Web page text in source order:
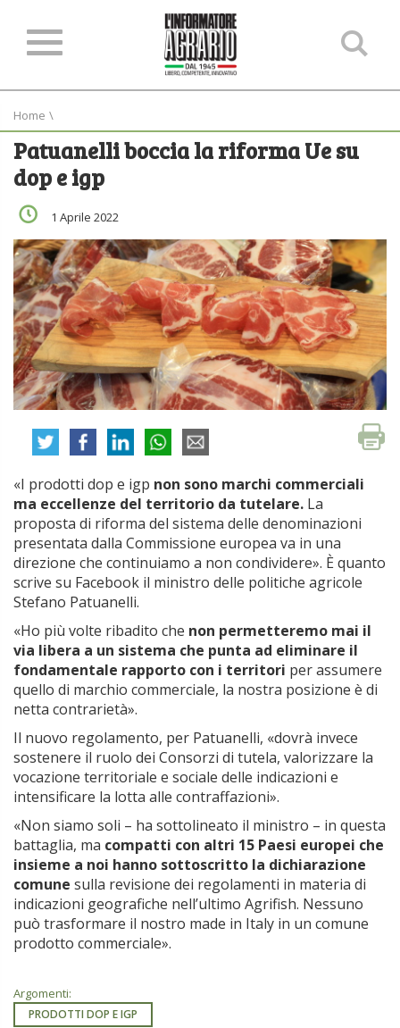
Home \
Patuanelli boccia la riforma Ue su
dop e igp
1 Aprile 2022
«I prodotti dop e igp non sono marchi commerciali
ma eccellenze del territorio da tutelare. La
proposta di riforma del sistema delle denominazioni
presentata dalla Commissione europea va in una
direzione che continuiamo a non condividere». È quanto
scrive su Facebook il ministro delle politiche agricole
Stefano Patuanelli.
«Ho più volte ribadito che non permetteremo mai il
via libera a un sistema che punta ad eliminare il
fondamentale rapporto con i territori per assumere
quello di marchio commerciale, la nostra posizione è di
netta contrarietà».
Il nuovo regolamento, per Patuanelli, «dovrà invece
sostenere il ruolo dei Consorzi di tutela, valorizzare la
vocazione territoriale e sociale delle indicazioni e
intensificare la lotta alle contraffazioni».
«Non siamo soli – ha sottolineato il ministro – in questa
battaglia, ma compatti con altri 15 Paesi europei che
insieme a noi hanno sottoscritto la dichiarazione
comune sulla revisione dei regolamenti in materia di
indicazioni geografiche nell’ultimo Agrifish. Nessuno
può trasformare il nostro made in Italy in un comune
prodotto commerciale».
Argomenti:
PRODOTTI DOP E IGP